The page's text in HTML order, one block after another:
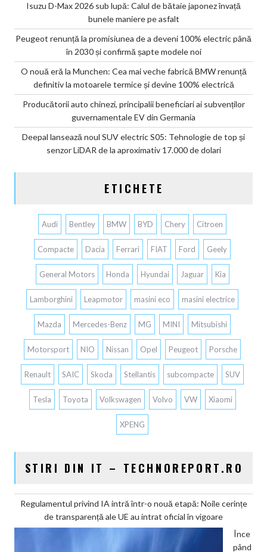
Isuzu D-Max 2026 sub lupă: Calul de bătaie japonez învață
bunele maniere pe asfalt
Peugeot renunță la promisiunea de a deveni 100% electric până
în 2030 și confirmă șapte modele noi
O nouă eră la Munchen: Cea mai veche fabrică BMW renunță
definitiv la motoarele termice și devine 100% electrică
Producătorii auto chinezi, principalii beneficiari ai subvenților
guvernamentale EV din Germania
Deepal lansează noul SUV electric S05: Tehnologie de top și
senzor LiDAR de la aproximativ 17.000 de dolari
ETICHETE
Audi Bentley BMW BYD Chery Citroen
Compacte Dacia Ferrari FIAT Ford Geely
General Motors Honda Hyundai Jaguar Kia
Lamborghini Leapmotor masini eco masini electrice
Mazda Mercedes-Benz MG MINI Mitsubishi
Motorsport NIO Nissan Opel Peugeot Porsche
Renault SAIC Skoda Stellantis subcompacte SUV
Tesla Toyota Volkswagen Volvo VW Xiaomi
XPENG
STIRI DIN IT – TECHNOREPORT.RO
Regulamentul privind IA intră într-o nouă etapă: Noile cerințe
de transparență ale UE au intrat oficial în vigoare
Înce
pând